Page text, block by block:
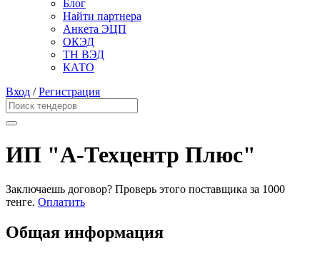
Блог
Найти партнера
Анкета ЭЦП
ОКЭД
ТН ВЭД
КАТО
Вход /Регистрация
ИП "А-Техцентр Плюс"
Заключаешь договор? Проверь этого поставщика за 1000
тенге. Оплатить
Общая информация